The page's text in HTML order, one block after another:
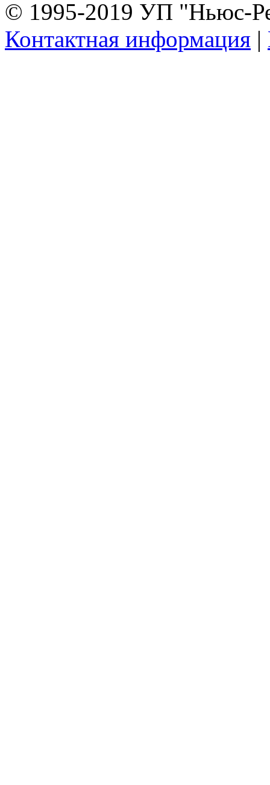
© 1995-2019 УП "Ньюс-
Контактная информация |